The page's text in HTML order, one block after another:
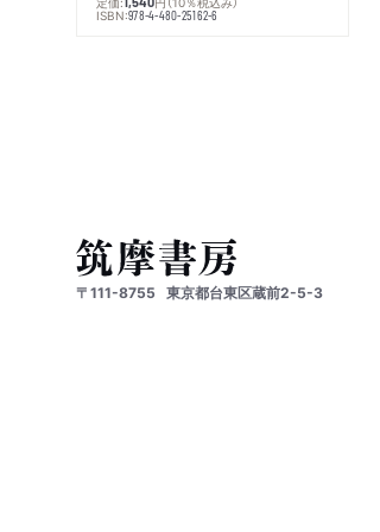
ISBN:978-4-480-25162-6
〒111-8755 東京都台東区蔵前2-5-3